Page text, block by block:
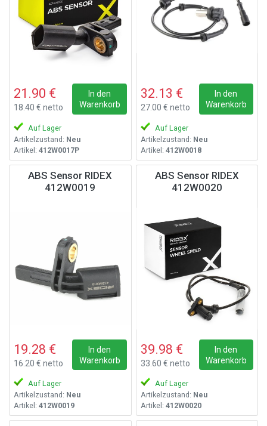
21.90 €
18.40 € netto
In den
Warenkorb
Auf Lager
Artikelzustand: Neu
Artikel: 412W0017P
32.13 €
27.00 € netto
In den
Warenkorb
Auf Lager
Artikelzustand: Neu
Artikel: 412W0018
ABS Sensor RIDEX
412W0019
19.28 €
16.20 € netto
In den
Warenkorb
Auf Lager
Artikelzustand: Neu
Artikel: 412W0019
ABS Sensor RIDEX
412W0020
39.98 €
33.60 € netto
In den
Warenkorb
Auf Lager
Artikelzustand: Neu
Artikel: 412W0020